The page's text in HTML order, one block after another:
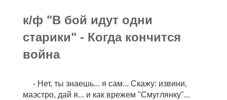
к/ф "В бой идут одни
старики" - Когда кончится
война
- Нет, ты знаешь... я сам... Скажу: извини,
маэстро, дай я... и как врежем "Смуглянку"...